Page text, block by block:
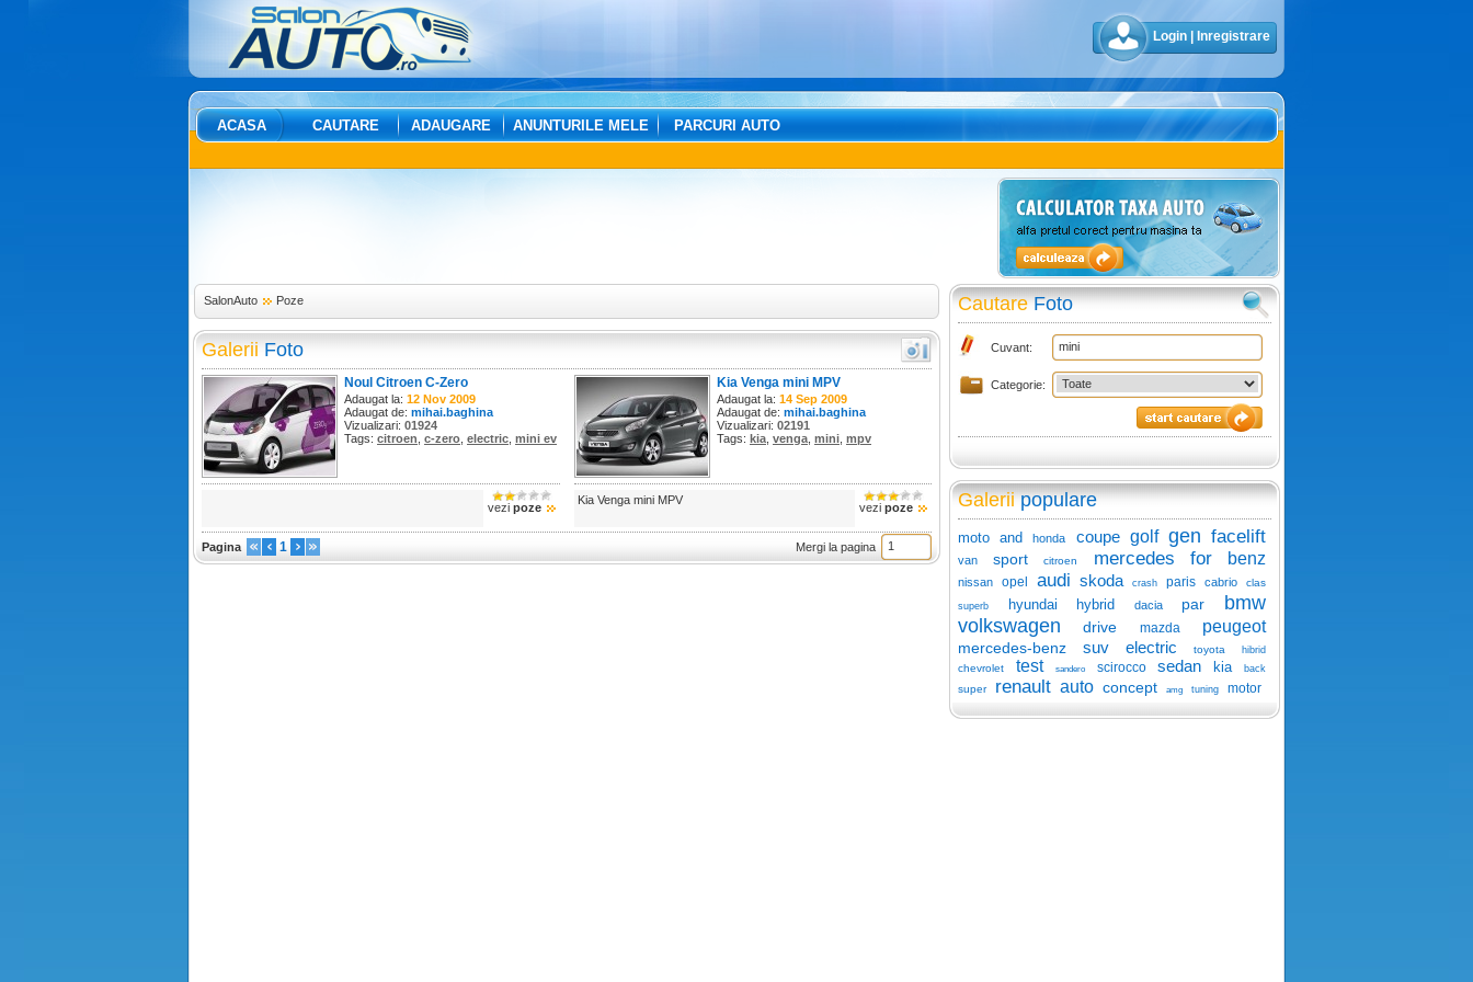
Login Inregistrare
ACASA CAUTARE ADAUGARE ANUNTURILE MELE PARCURI AUTO
SalonAuto Poze
Galerii Foto
Noul Citroen C-Zero
Adaugat la: 12 Nov 2009
Adaugat de: mihai.baghina
Vizualizari: 01924
Tags: citroen c-zero electric mini ev
vezi poze
Kia Venga mini MPV
Adaugat la: 14 Sep 2009
Adaugat de: mihai.baghina
Vizualizari: 02191
Tags: kia venga mini mpv
Kia Venga mini MPV
vezi poze
Pagina 1 Mergi la pagina
CautareFoto
Cuvant:
Categorie:
Galeriipopulare
moto and honda coupe golf gen facelift
van sport citroen mercedes for benz
nissan opel audi skoda crash paris cabrio clas
superb hyundai hybrid dacia par
bmw
volkswagen
drive mazda peugeot
mercedes-benz suv electric toyota hibrid
chevrolet test sandero scirocco sedan kia back
super renault auto concept amg tuning motor